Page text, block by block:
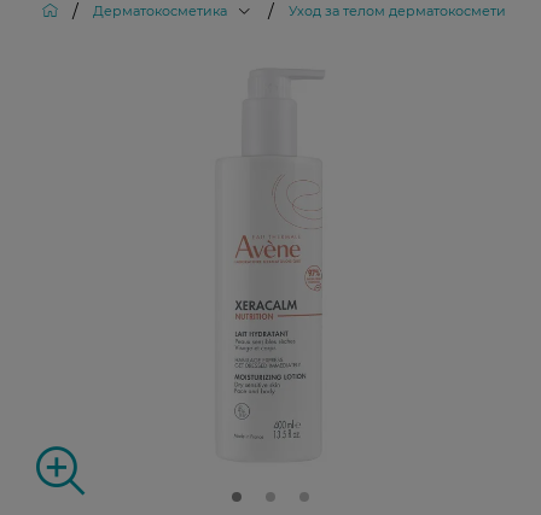
/ Дерматокосметика / Уход за телом дерматокосметика